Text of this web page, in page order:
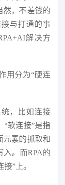
然，不差钱的
与打通的事
解决方
用分为“硬连
，比如连接
“软连接”是指
元素的抓取和
入。而RPA的
”上。